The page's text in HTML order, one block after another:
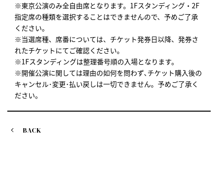
※東京公演のみ全自由席となります。1Fスタンディング・2F
指定席の種類を選択することはできませんので、予めご了承
ください。
※当選席種、席番については、チケット発券日以降、発券さ
れたチケットにてご確認ください。
※1Fスタンディングは整理番号順の入場となります。
※開催公演に関しては理由の如何を問わず､チケット購入後の
キャンセル･変更･払い戻しは一切できません。予めご了承く
ださい。
BACK